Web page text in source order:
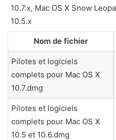
10.7.x, Mac OS X Snow
10.5.x
Nom de fichier
Pilotes et logiciels
complets pour Mac OS X
10.7.dmg
Pilotes et logiciels
complets pour Mac OS X
10.5 et 10.6.dmg